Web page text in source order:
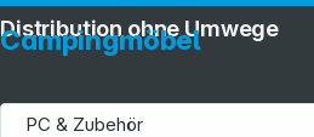
Campingmöbel
PC & Zubehör
Distribution ohne Umwege